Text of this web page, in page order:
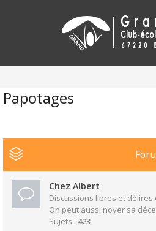
Papotages
Chez Albert
Discussions libres et délires
On peut aussi noyer sa
Sujets : 423